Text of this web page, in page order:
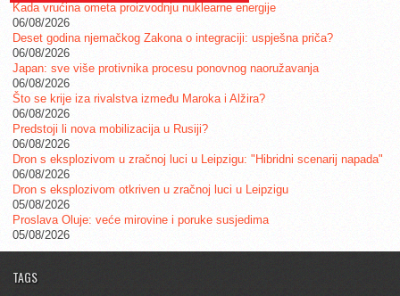
Kada vrućina ometa proizvodnju nuklearne energije
06/08/2026
Deset godina njemačkog Zakona o integraciji: uspješna priča?
06/08/2026
Japan: sve više protivnika procesu ponovnog naoružavanja
06/08/2026
Što se krije iza rivalstva između Maroka i Alžira?
06/08/2026
Predstoji li nova mobilizacija u Rusiji?
06/08/2026
Dron s eksplozivom u zračnoj luci u Leipzigu: "Hibridni scenarij napada"
06/08/2026
Dron s eksplozivom otkriven u zračnoj luci u Leipzigu
05/08/2026
Proslava Oluje: veće mirovine i poruke susjedima
05/08/2026
TAGS